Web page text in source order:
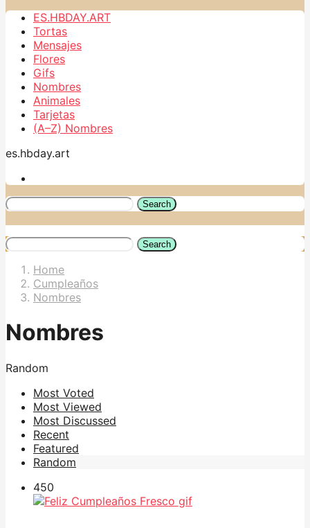
ES.HBDAY.ART
Tortas
Mensajes
Flores
Gifs
Nombres
Animales
Tarjetas
(A–Z) Nombres
es.hbday.art
Search
Search
Home
Cumpleaños
Nombres
Nombres
Random
Most Voted
Most Viewed
Most Discussed
Recent
Featured
Random
450